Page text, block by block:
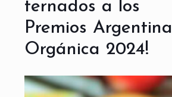
ternados a los
Premios Argentina
Orgánica 2024!